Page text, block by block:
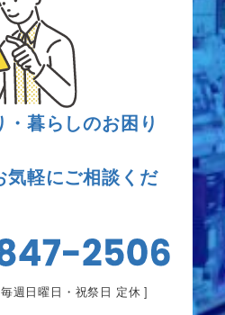
暮らしのお困り
気軽にご相談くだ
毎週日曜日・祝祭日 定休 ]